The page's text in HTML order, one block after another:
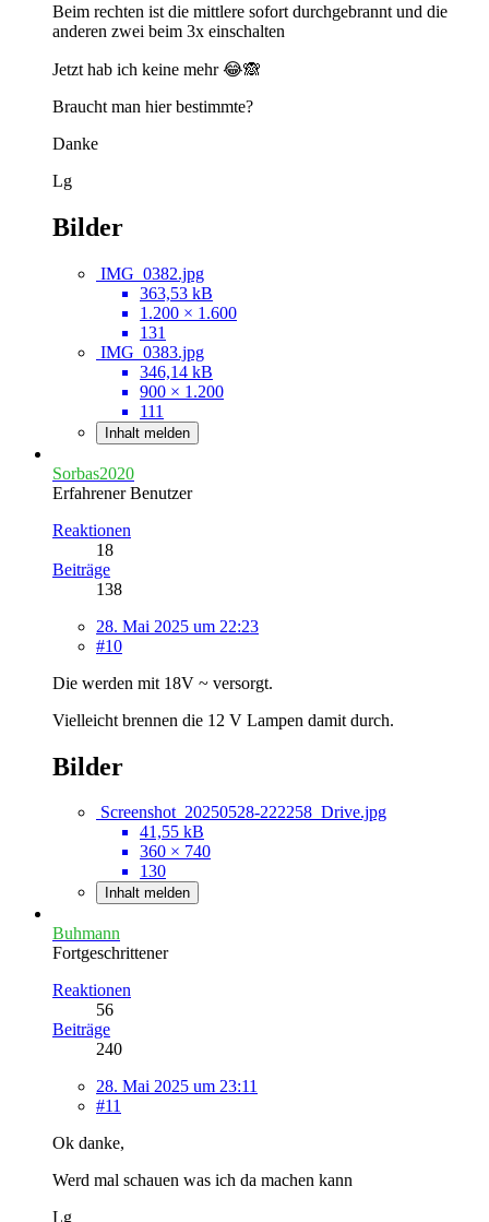
Beim rechten ist die mittlere sofort durchgebrannt und die
anderen zwei beim 3x einschalten
Jetzt hab ich keine mehr 😂🙈
Braucht man hier bestimmte?
Danke
Lg
Bilder
IMG_0382.jpg
363,53 kB
1.200 × 1.600
131
IMG_0383.jpg
346,14 kB
900 × 1.200
111
Inhalt melden
Sorbas2020
Erfahrener Benutzer
Reaktionen
18
Beiträge
138
28. Mai 2025 um 22:23
#10
Die werden mit 18V ~ versorgt.
Vielleicht brennen die 12 V Lampen damit durch.
Bilder
Screenshot_20250528-222258_Drive.jpg
41,55 kB
360 × 740
130
Inhalt melden
Buhmann
Fortgeschrittener
Reaktionen
56
Beiträge
240
28. Mai 2025 um 23:11
#11
Ok danke,
Werd mal schauen was ich da machen kann
Lg